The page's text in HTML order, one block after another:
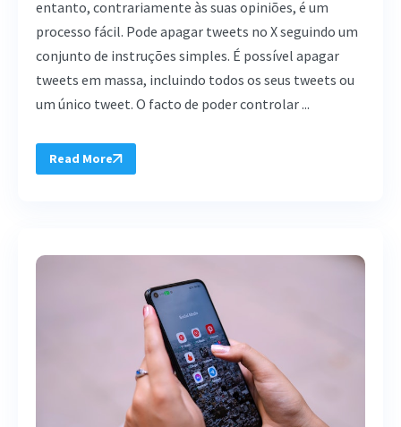
entanto, contrariamente às suas opiniões, é um
processo fácil. Pode apagar tweets no X seguindo um
conjunto de instruções simples. É possível apagar
tweets em massa, incluindo todos os seus tweets ou
um único tweet. O facto de poder controlar ...
Read More